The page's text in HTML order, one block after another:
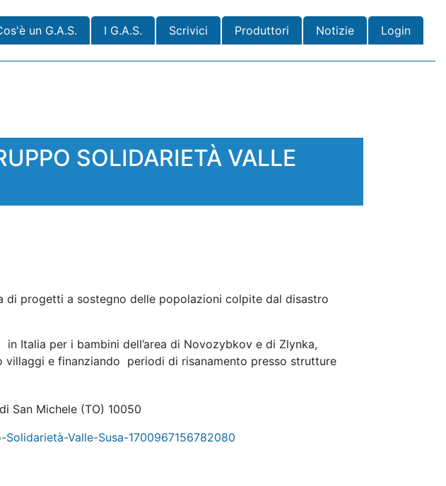
un G.A.S. I G.A.S. Scrivici Produttori Notizie Login
SOLIDARIETÀ VALLE
di progetti a sostegno delle popolazioni colpite dal disastro
Italia per i bambini dell’area di Novozybkov e di Zlynka,
villaggi e finanziando periodi di risanamento presso strutture
San Michele (TO) 10050
Valle-Susa-1700967156782080